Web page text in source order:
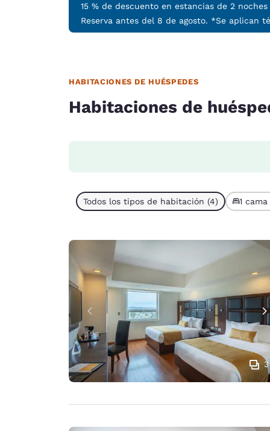
15 % de descuento en estancias de 2
Reserva antes del 8 de agosto. *Se aplican
HABITACIONES DE HUÉSPEDES
Habitaciones de
Todos los tipos de habitación (4) 1 cama
3